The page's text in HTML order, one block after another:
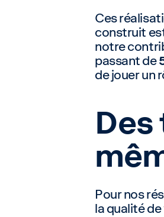
Ces
construit
notre
passant de
de jouer un
Des
Pour nos
la qualité